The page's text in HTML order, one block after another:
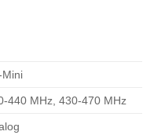
Mini
440 MHz, 430-470 MHz